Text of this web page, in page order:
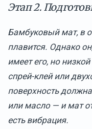
Этап 2.
Бамбуковый мат, в
плавится. Однако
имеет его, но
спрей-клей или
поверхность
или масло — и мат
есть вибрация.